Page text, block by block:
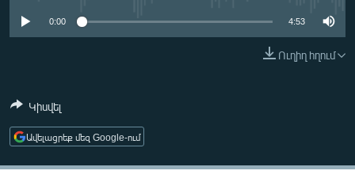
ՄԻՋԱԶԳԱՅԻՆ
ՄԵԿՆԱԲԱՆՈՒԹՅՈՒՆ
ՏՏ ԵՒ ԻՆՏԵՐՆԵՏ
0:00 4:53
Ուղիղ հղում
Կիսվել
Ավելացրեք մեզ Google-ում